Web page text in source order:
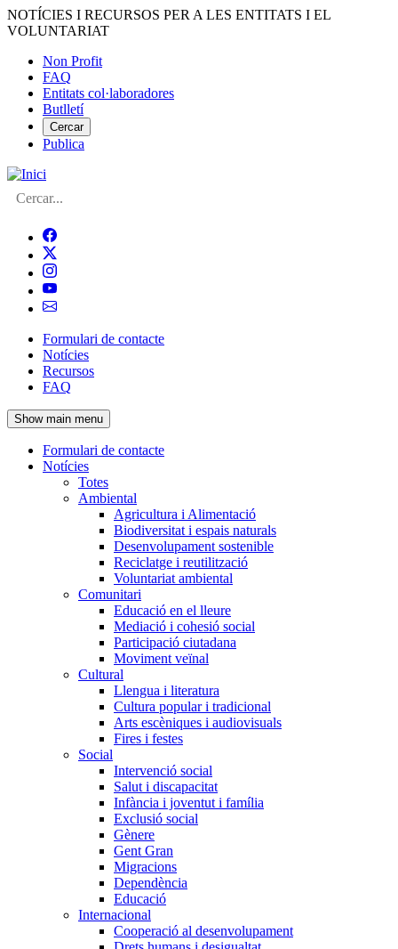
Vés
al
NOTÍCIES I RECURSOS PER A LES ENTITATS I EL
VOLUNTARIAT
Menú
del
compte
d'usuari
Non Profit
FAQ
Entitats col·laboradores
Butlletí
Cercar
Publica
Cerca
Navegació
principal
de
l'encapçalament
Formulari de contacte
Notícies
Recursos
FAQ
Show main menu
Navegació
principal
Formulari de contacte
Notícies
Totes
Ambiental
Agricultura i Alimentació
Biodiversitat i espais naturals
Desenvolupament sostenible
Reciclatge i reutilització
Voluntariat ambiental
Comunitari
Educació en el lleure
Mediació i cohesió social
Participació ciutadana
Moviment veïnal
Cultural
Llengua i literatura
Cultura popular i tradicional
Arts escèniques i audiovisuals
Fires i festes
Social
Intervenció social
Salut i discapacitat
Infància i joventut i família
Exclusió social
Gènere
Gent Gran
Migracions
Dependència
Educació
Internacional
Cooperació al desenvolupament